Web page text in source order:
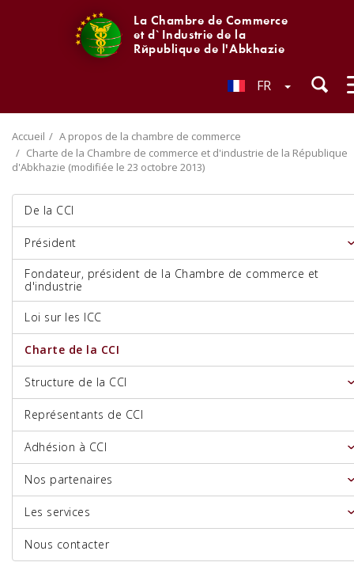
La Chambre de Commerce
et d`Industrie de la
République de l'Abkhazie
FR
Accueil
A propos de la chambre de commerce
Charte de la Chambre de commerce et d'industrie de la République
d'Abkhazie (modifiée le 23 octobre 2013)
De la CCI
Président
Fondateur, président de la Chambre de commerce et
d'industrie
Loi sur les ICC
Charte de la CCI
Structure de la CCI
Représentants de CCI
Adhésion à CCI
Nos partenaires
Les services
Nous contacter